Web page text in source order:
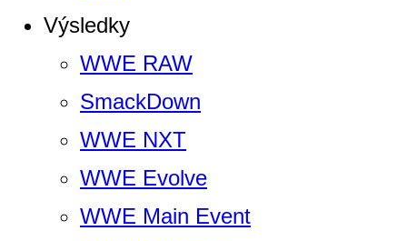
Výsledky
WWE RAW
SmackDown
WWE NXT
WWE Evolve
WWE Main Event